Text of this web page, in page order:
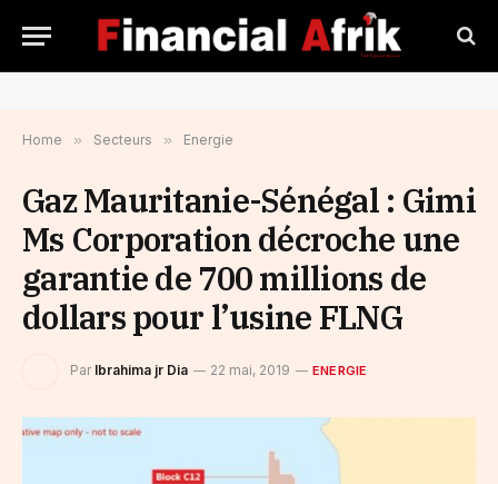
Home » Secteurs » Energie
Gaz Mauritanie-Sénégal : Gimi
Ms Corporation décroche une
garantie de 700 millions de
dollars pour l’usine FLNG
Par Ibrahima jr Dia 22 mai, 2019 ENERGIE